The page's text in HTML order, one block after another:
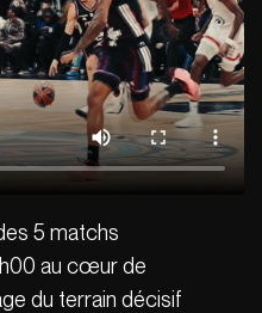
5 matchs
au cœur de
du terrain décisif